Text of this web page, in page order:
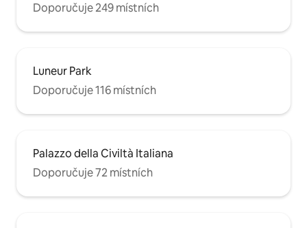
Doporučuje 249 místních
Luneur Park
Doporučuje 116 místních
Palazzo della Civiltà Italiana
Doporučuje 72 místních